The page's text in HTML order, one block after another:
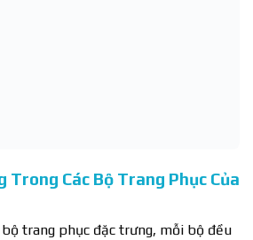
Trong Các Bộ Trang Phục Của
trang phục đặc trưng, mỗi bộ đều